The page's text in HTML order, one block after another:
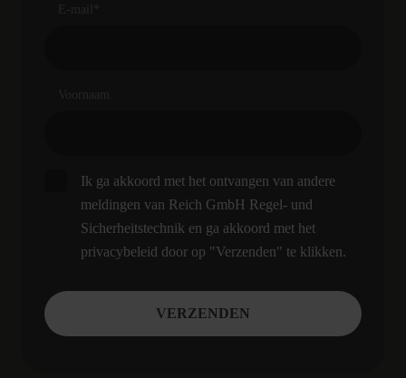
E-mail
Voornaam
Ik ga akkoord met het ontvangen van andere
meldingen van Reich GmbH Regel- und
Sicherheitstechnik en ga akkoord met het
privacybeleid door op "Verzenden" te klikken.